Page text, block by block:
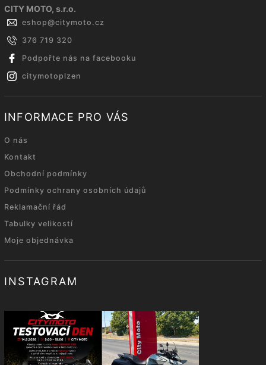
CITY MOTO, s.r.o.
eshop@citymoto.cz
376 719 320
Podpořte nás na facebooku
citymotoplzen
INFORMACE PRO VÁS
O nás
Kontakt
Obchodní podmínky
Podmínky ochrany osobních údajů
Reklamační řád
Tabulky velikostí
Moje objednávka
INSTAGRAM